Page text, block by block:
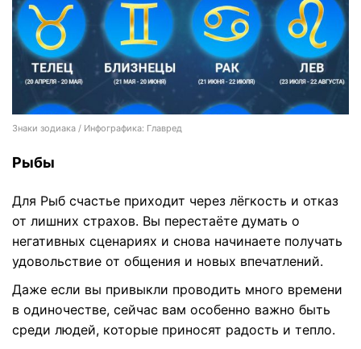
Знаки зодиака / Инфографика: Главред
Рыбы
Для Рыб счастье приходит через лёгкость и отказ
от лишних страхов. Вы перестаёте думать о
негативных сценариях и снова начинаете получать
удовольствие от общения и новых впечатлений.
Даже если вы привыкли проводить много времени
в одиночестве, сейчас вам особенно важно быть
среди людей, которые приносят радость и тепло.